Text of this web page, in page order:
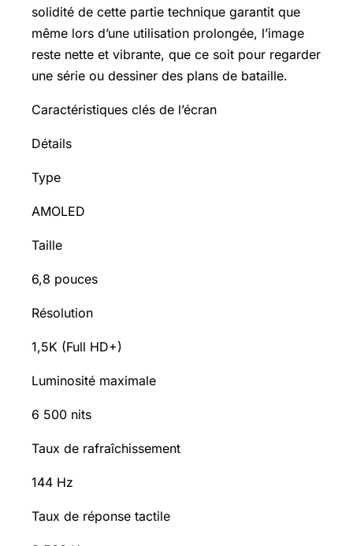
solidité de cette partie technique garantit que
même lors d’une utilisation prolongée, l’image
reste nette et vibrante, que ce soit pour regarder
une série ou dessiner des plans de bataille.
Caractéristiques clés de l’écran
Détails
Type
AMOLED
Taille
6,8 pouces
Résolution
1,5K (Full HD+)
Luminosité maximale
6 500 nits
Taux de rafraîchissement
144 Hz
Taux de réponse tactile